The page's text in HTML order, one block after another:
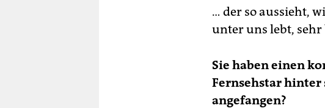
… der so aussieht,
unter uns lebt,
Sie haben einen
Fernsehstar hinter
angefangen?